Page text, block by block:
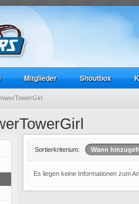
Mitglieder Shoutbox
Sortierkriterium: Wann
Es liegen keine Informationen zum